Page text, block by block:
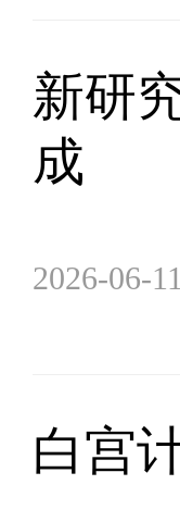
新研
成
2026-06-11
白宫